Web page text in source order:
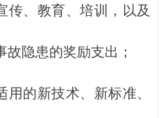
、教育、培训，以及
隐患的奖励支出；
的新技术、新标准、